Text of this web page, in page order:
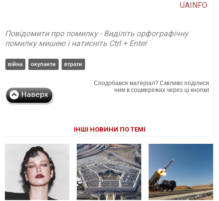
UAINFO
Повідомити про помилку - Виділіть орфографічну
помилку мишею і натисніть Ctrl + Enter
війна окупанти втрати
Сподобався матеріал? Сміливо поділися
ним в соцмережах через ці кнопки
ІНШІ НОВИНИ ПО ТЕМІ